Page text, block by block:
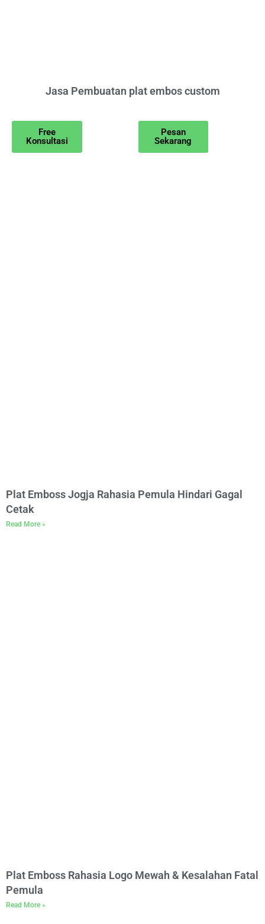
Jasa Pembuatan plat embos custom
Free
Konsultasi
Pesan
Sekarang
Plat Emboss Jogja Rahasia Pemula Hindari Gagal
Cetak
Read More »
Plat Emboss Rahasia Logo Mewah & Kesalahan Fatal
Pemula
Read More »